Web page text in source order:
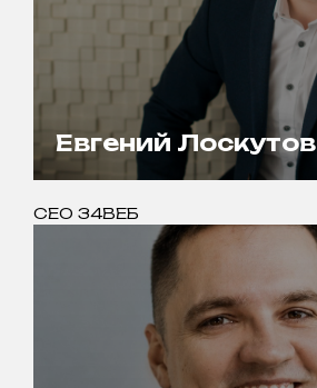
Евгений Лоскутов
CEO 34ВЕБ